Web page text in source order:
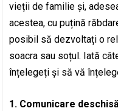
vieții de familie și,
acestea, cu puțină
posibil să dezvoltați o
soacra sau soțul. Iată
înțelegeți și să vă
1. Comunicare